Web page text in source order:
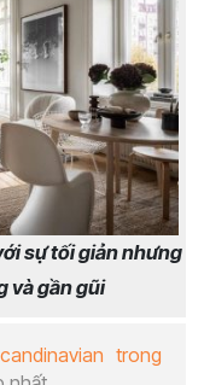
sự tối giản nhưng
và gần gũi
trong